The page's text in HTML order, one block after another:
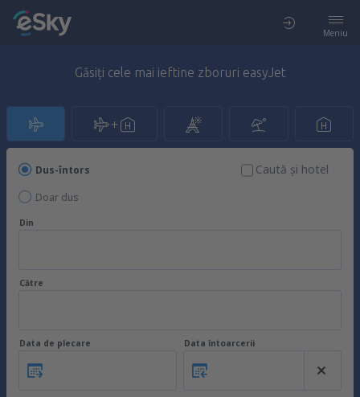
Meniu
Găsiți cele mai ieftine zboruri easyJet
Dus-întors
Doar dus
Caută şi hotel
Din
Către
Data de plecare Data întoarcerii